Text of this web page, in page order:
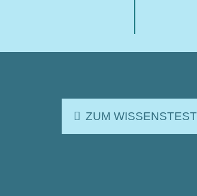
ZUM WISSENSTEST